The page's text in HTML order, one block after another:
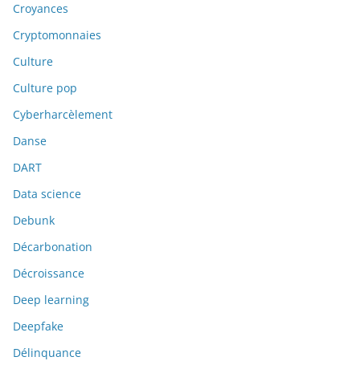
Croyances
Cryptomonnaies
Culture
Culture pop
Cyberharcèlement
Danse
DART
Data science
Debunk
Décarbonation
Décroissance
Deep learning
Deepfake
Délinquance